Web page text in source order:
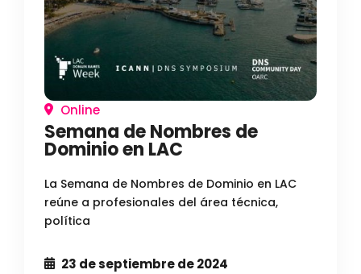
Online
Semana de Nombres de
Dominio en LAC
La Semana de Nombres de Dominio en LAC
reúne a profesionales del área técnica,
política
23 de septiembre de 2024